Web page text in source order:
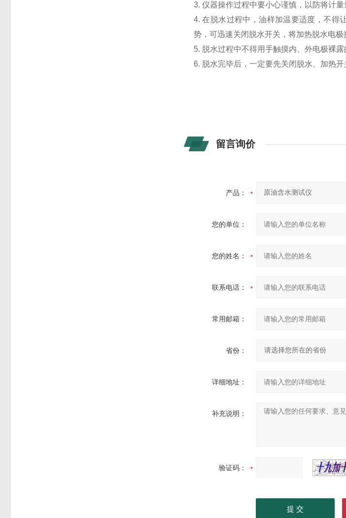
3. 仪器操作过程中要小心谨慎，以防将计量
4. 在脱水过程中，油样加温要适度，不得
势，可迅速关闭脱水开关，将加热脱水电极
5. 脱水过程中不得用手触摸内、外电极裸露
6. 脱水完毕后，一定要先关闭脱水、加热开
留言询价
产品：
您的单位：
您的姓名：
联系电话：
常用邮箱：
省份：
详细地址：
补充说明：
验证码：